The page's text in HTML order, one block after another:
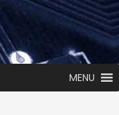
MENU